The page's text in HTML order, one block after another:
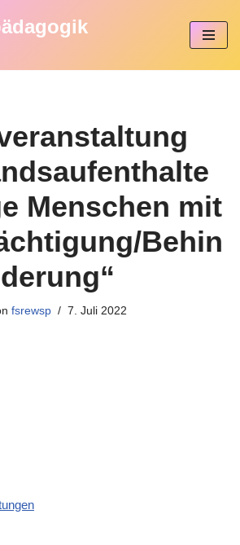
Menschen mit
Behin
derung“
fsrewsp 7. Juli 2022